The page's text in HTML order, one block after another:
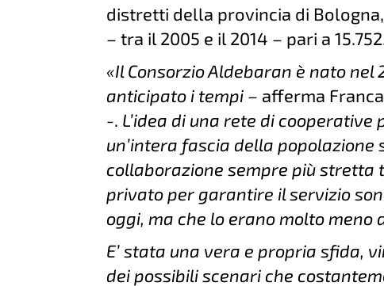
distretti della provincia di
– tra il 2005 e il 2014 – pari a
«Il Consorzio Aldebaran è nato
anticipato i tempi – afferma
-. L’idea di una rete di
un’intera fascia della popolazione
collaborazione sempre più stretta
privato per garantire il servizio
oggi, ma che lo erano molto meno
E’ stata una vera e propria sfida,
dei possibili scenari che